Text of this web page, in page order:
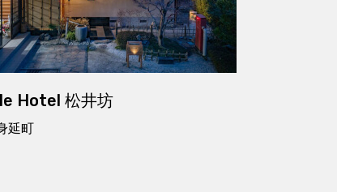
Hotel 松井坊
延町